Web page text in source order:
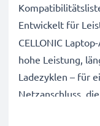
Entwickelt für
CELLONIC
hohe Leistung,
Ladezyklen – für
Netzanschluss,